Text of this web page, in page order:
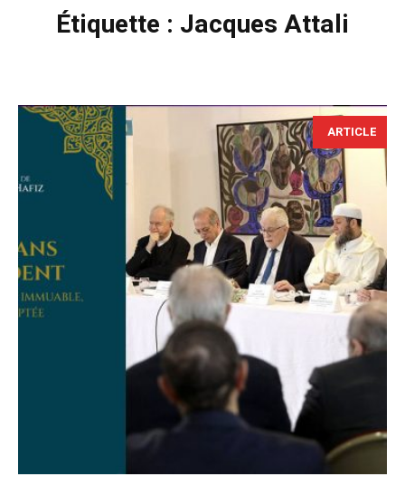
Étiquette : Jacques Attali
ARTICLE